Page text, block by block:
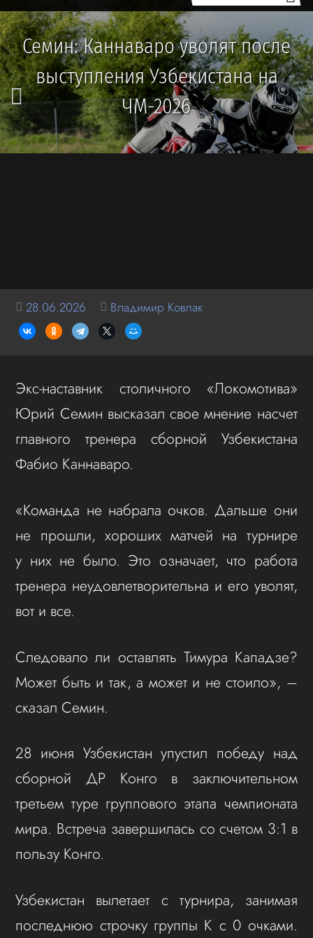
Семин: Каннаваро уволят после
выступления Узбекистана на
ЧМ-2026
28.06.2026 Владимир Ковпак
Экс-наставник столичного «Локомотива»
Юрий Семин высказал свое мнение насчет
главного тренера сборной Узбекистана
Фабио Каннаваро.
«Команда не набрала очков. Дальше они
не прошли, хороших матчей на турнире
у них не было. Это означает, что работа
тренера неудовлетворительна и его уволят,
вот и все.
Следовало ли оставлять Тимура Кападзе?
Может быть и так, а может и не стоило», –
сказал Семин.
28 июня Узбекистан упустил победу над
сборной ДР Конго в заключительном
третьем туре группового этапа чемпионата
мира. Встреча завершилась со счетом 3:1 в
пользу Конго.
Узбекистан вылетает с турнира, занимая
последнюю строчку группы К с 0 очками.